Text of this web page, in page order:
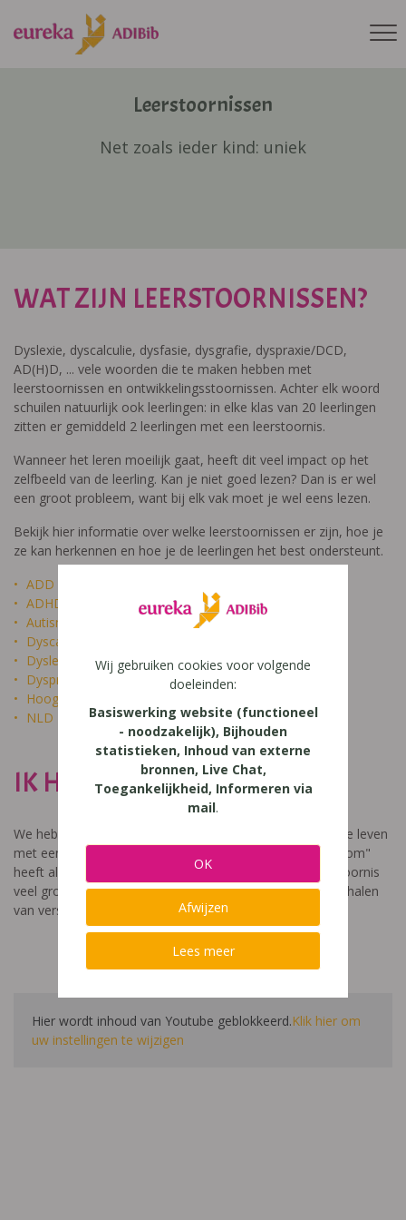
Leerstoornissen
Net zoals ieder kind: uniek
WAT ZIJN LEERSTOORNISSEN?
Dyslexie, dyscalculie, dysfasie, dysgrafie, dyspraxie/DCD,
AD(H)D, ... vele woorden die te maken hebben met
leerstoornissen en ontwikkelingsstoornissen. Achter elk woord
schuilen natuurlijk ook leerlingen: in elke klas van 20 leerlingen
zitten er gemiddeld 2 leerlingen met een leerstoornis.
Wanneer het leren moeilijk gaat, heeft dit veel impact op het
zelfbeeld van de leerling. Kan je niet goed lezen? Dan is er wel
een groot probleem, want bij elk vak moet je wel eens lezen.
Bekijk hier informatie over welke leerstoornissen er zijn, hoe je
ze kan herkennen en hoe je de leerlingen het best ondersteunt.
ADD
ADHD
Autisme
Dyscalculie
Dyslexie
Dyspraxie
Hoogbegaafdheid
NLD
IK HEET NIET DOM
We hebben een video gemaakt die toont hoe het is om te leven
met een leerstoornis. De film met als titel: "Ik heet niet dom"
heeft als doel aan te tonen dat de impact van een leerstoornis
veel groter is dan enkel wat je ziet in de klas. Je hoort verhalen
van verschillende leerlingen en ouders.
Hier wordt inhoud van Youtube geblokkeerd.Klik hier om
uw instellingen te wijzigen
Wij gebruiken cookies voor volgende
doeleinden:
Basiswerking website (functioneel
- noodzakelijk), Bijhouden
statistieken, Inhoud van externe
bronnen, Live Chat,
Toegankelijkheid, Informeren via
mail.
OK
Afwijzen
Lees meer